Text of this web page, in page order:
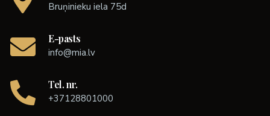
Bruņinieku iela 75d
E-pasts
info@mia.lv
Tel. nr.
+37128801000